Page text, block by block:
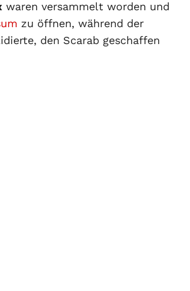
waren versammelt worden und
zu öffnen, während der
den Scarab geschaffen